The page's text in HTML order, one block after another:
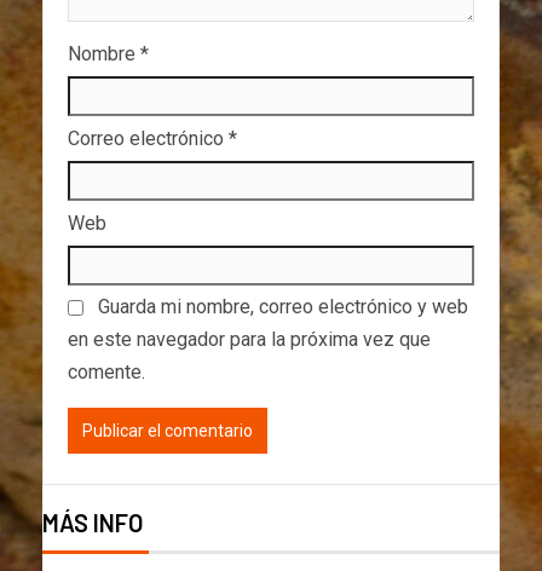
Nombre *
Correo electrónico *
Web
Guarda mi nombre, correo electrónico y web
en este navegador para la próxima vez que
comente.
MÁS INFO